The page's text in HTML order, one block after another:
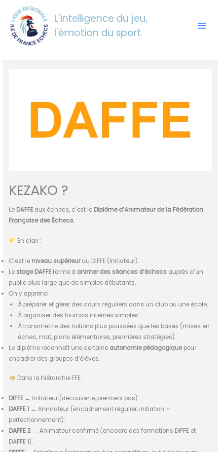
contenu
L'intelligence du jeu,
l'émotion du sport
KEZAKO ?
Le DAFFE aux échecs, c’est le Diplôme d’Animateur de la Fédération
Française des Échecs.
En clair :
C’est le niveau supérieurau DIFFE (Initiateur).
Le stage DAFFEforme à animer des séances d’échecs auprès d’un
public plus large que de simples débutants.
On y apprend :
À préparer et gérer des cours réguliers dans un club ou une école.
À organiser des tournois internes simples.
À transmettre des notions plus poussées que les bases (mises en
échec, mat, plans élémentaires, premières stratégies).
Le diplôme reconnaît une certaine autonomie pédagogiquepour
encadrer des groupes d’élèves.
Dans la hiérarchie FFE :
DIFFE → Initiateur (découverte, premiers pas).
DAFFE 1 → Animateur (encadrement régulier, initiation +
perfectionnement).
DAFFE 2 → Animateur confirmé (encadre des formations DIFFE et
DAFFE 1).